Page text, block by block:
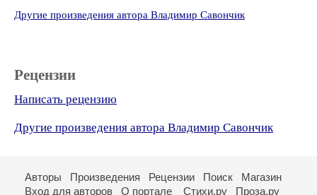
Другие произведения автора Владимир Савончик
Рецензии
Написать рецензию
Другие произведения автора Владимир Савончик
Авторы Произведения Рецензии Поиск
Магазин
Вход для авторов
О портале Стихи.ру Проза.ру